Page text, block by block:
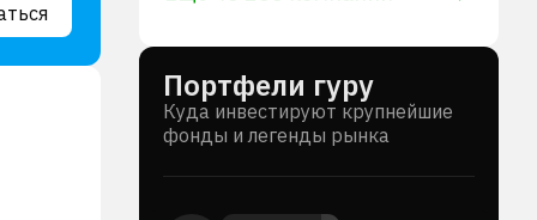
Портфели гуру
Куда инвестируют крупнейшие
фонды и легенды рынка